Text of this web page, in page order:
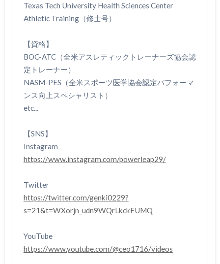
Texas Tech University Health Sciences Center
Athletic Training（修士号）
【資格】
BOC-ATC（全米アスレティックトレーナーズ協会認
定トレーナー）
NASM-PES（全米スポーツ医学協会認定パフォーマ
ンス向上スペシャリスト）
etc...
【SNS】
Instagram
https://www.instagram.com/powerleap29/
Twitter
https://twitter.com/genki0229?
s=21&t=WXorjn_udn9WQrLkckFUMQ
YouTube
https://www.youtube.com/@ceo1716/videos